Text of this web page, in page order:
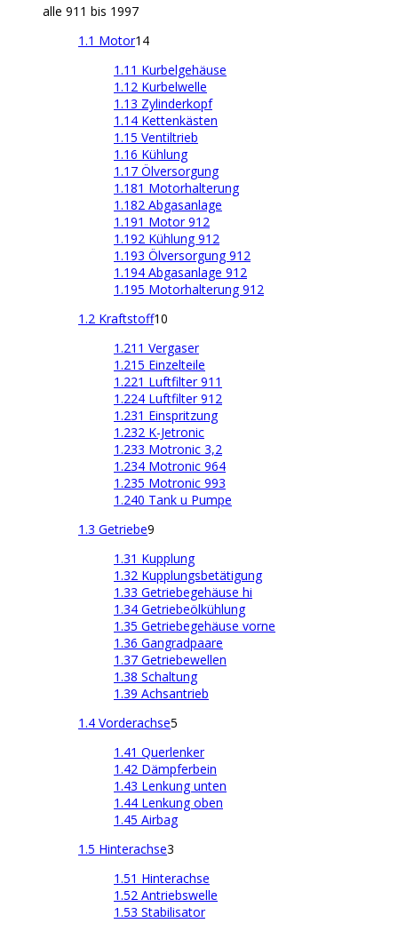
alle 911 bis 1997
1.1 Motor14
1.11 Kurbelgehäuse
1.12 Kurbelwelle
1.13 Zylinderkopf
1.14 Kettenkästen
1.15 Ventiltrieb
1.16 Kühlung
1.17 Ölversorgung
1.181 Motorhalterung
1.182 Abgasanlage
1.191 Motor 912
1.192 Kühlung 912
1.193 Ölversorgung 912
1.194 Abgasanlage 912
1.195 Motorhalterung 912
1.2 Kraftstoff10
1.211 Vergaser
1.215 Einzelteile
1.221 Luftfilter 911
1.224 Luftfilter 912
1.231 Einspritzung
1.232 K-Jetronic
1.233 Motronic 3,2
1.234 Motronic 964
1.235 Motronic 993
1.240 Tank u Pumpe
1.3 Getriebe9
1.31 Kupplung
1.32 Kupplungsbetätigung
1.33 Getriebegehäuse hi
1.34 Getriebeölkühlung
1.35 Getriebegehäuse vorne
1.36 Gangradpaare
1.37 Getriebewellen
1.38 Schaltung
1.39 Achsantrieb
1.4 Vorderachse5
1.41 Querlenker
1.42 Dämpferbein
1.43 Lenkung unten
1.44 Lenkung oben
1.45 Airbag
1.5 Hinterachse3
1.51 Hinterachse
1.52 Antriebswelle
1.53 Stabilisator